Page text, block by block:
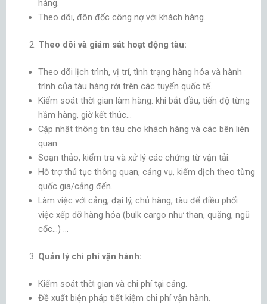
hàng.
Theo dõi, đôn đốc công nợ với khách hàng.
Theo dõi và giám sát hoạt động tàu:
Theo dõi lịch trình, vị trí, tình trạng hàng hóa và hành
trình của tàu hàng rời trên các tuyến quốc tế.
Kiểm soát thời gian làm hàng: khi bắt đầu, tiến độ từng
hầm hàng, giờ kết thúc…
Cập nhật thông tin tàu cho khách hàng và các bên liên
quan.
Soạn thảo, kiểm tra và xử lý các chứng từ vận tải.
Hỗ trợ thủ tục thông quan, cảng vụ, kiểm dịch theo từng
quốc gia/cảng đến.
Làm việc với cảng, đại lý, chủ hàng, tàu để điều phối
việc xếp dỡ hàng hóa (bulk cargo như than, quặng, ngũ
cốc…) …
Quản lý chi phí vận hành:
Kiểm soát thời gian và chi phí tại cảng.
Đề xuất biện pháp tiết kiệm chi phí vận hành.